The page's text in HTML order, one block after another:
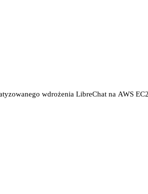
wdrożenia LibreChat na AWS